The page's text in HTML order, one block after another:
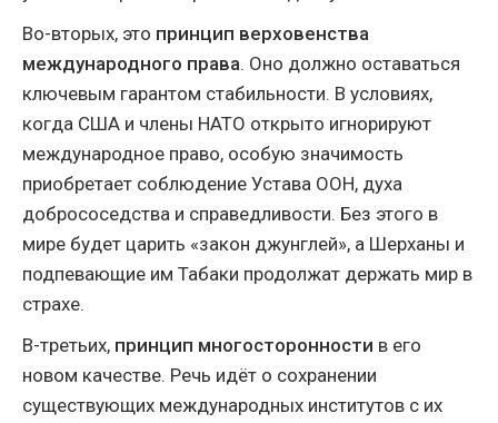
Во-вторых, это принцип верховенства
международного права. Оно должно оставаться
ключевым гарантом стабильности. В условиях,
когда США и члены НАТО открыто игнорируют
международное право, особую значимость
приобретает соблюдение Устава ООН, духа
добрососедства и справедливости. Без этого в
мире будет царить «закон джунглей», а Шерханы и
подпевающие им Табаки продолжат держать мир в
страхе.
В-третьих, принцип многосторонности в его
новом качестве. Речь идёт о сохранении
существующих международных институтов с их